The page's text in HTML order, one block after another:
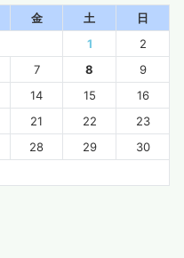
金 土
日
1
2
7 8
9
14 15
16
21 22
23
28 29
30